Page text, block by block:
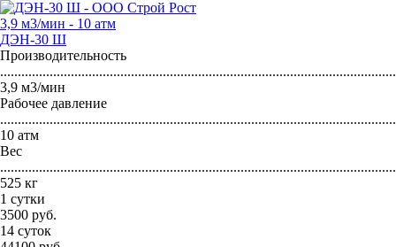
3,9 м3/мин - 10 атм
ДЭН-30 Ш
Производительность
3,9 м3/мин
Рабочее давление
10 атм
Вес
525 кг
1 сутки
3500 руб.
14 суток